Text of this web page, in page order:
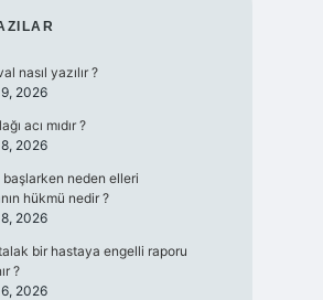
nasıl yazılır ?
2026
acı mıdır ?
2026
başlarken neden elleri
hükmü nedir ?
2026
bir hastaya engelli raporu
?
2026